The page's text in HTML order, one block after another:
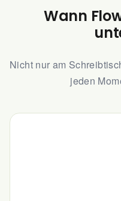
Wann
Nicht nur am
jeden